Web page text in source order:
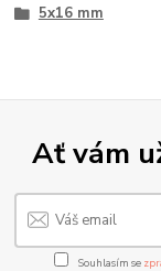
5x16 mm
Ať vám
Souhlasím se